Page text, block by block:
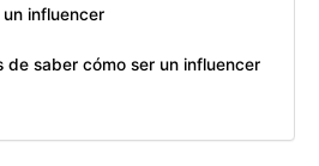
influencer
de saber cómo ser un influencer